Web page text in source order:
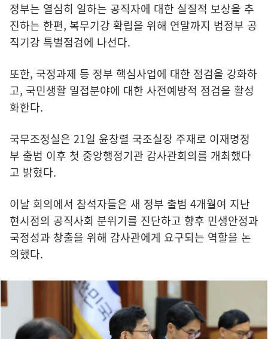
정부는 열심히 일하는 공직자에 대한 실질적 보상을 추
진하는 한편, 복무기강 확립을 위해 연말까지 범정부 공
직기강 특별점검에 나선다.
또한, 국정과제 등 정부 핵심사업에 대한 점검을 강화하
고, 국민생활 밀접분야에 대한 사전예방적 점검을 활성
화한다.
국무조정실은 21일 윤창렬 국조실장 주재로 이재명정
부 출범 이후 첫 중앙행정기관 감사관회의를 개최했다
고 밝혔다.
이날 회의에서 참석자들은 새 정부 출범 4개월여 지난
현시점의 공직사회 분위기를 진단하고 향후 민생안정과
국정성과 창출을 위해 감사관에게 요구되는 역할을 논
의했다.